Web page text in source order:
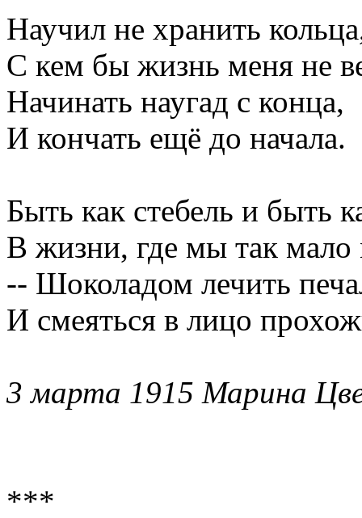
Научил не хранить
С кем бы жизнь меня не
Начинать наугад с конца,
И кончать ещё до начала.
Быть как стебель и быть
В жизни, где мы так
-- Шоколадом лечить
И смеяться в лицо
3 марта 1915 Марина
***